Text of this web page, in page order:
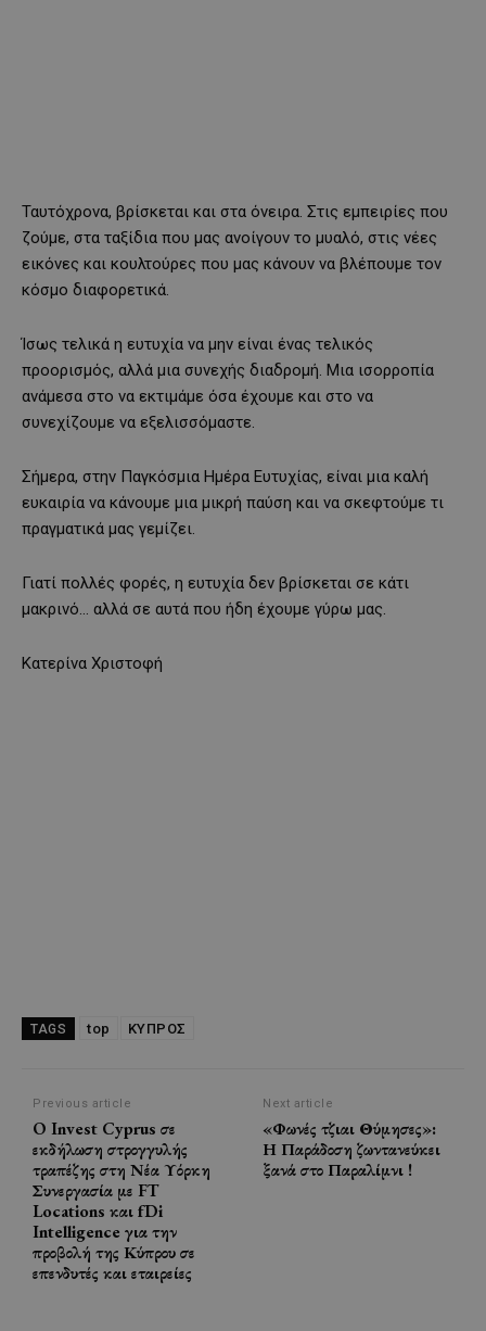
Ταυτόχρονα, βρίσκεται και στα όνειρα. Στις εμπειρίες που
ζούμε, στα ταξίδια που μας ανοίγουν το μυαλό, στις νέες
εικόνες και κουλτούρες που μας κάνουν να βλέπουμε τον
κόσμο διαφορετικά.
Ίσως τελικά η ευτυχία να μην είναι ένας τελικός
προορισμός, αλλά μια συνεχής διαδρομή. Μια ισορροπία
ανάμεσα στο να εκτιμάμε όσα έχουμε και στο να
συνεχίζουμε να εξελισσόμαστε.
Σήμερα, στην Παγκόσμια Ημέρα Ευτυχίας, είναι μια καλή
ευκαιρία να κάνουμε μια μικρή παύση και να σκεφτούμε τι
πραγματικά μας γεμίζει.
Γιατί πολλές φορές, η ευτυχία δεν βρίσκεται σε κάτι
μακρινό… αλλά σε αυτά που ήδη έχουμε γύρω μας.
Κατερίνα Χριστοφή
TAGS top ΚΥΠΡΟΣ
Previous article
O Invest Cyprus σε
εκδήλωση στρογγυλής
τραπέζης στη Νέα Υόρκη
Συνεργασία με FT
Locations και fDi
Intelligence για την
προβολή της Κύπρου σε
επενδυτές και εταιρείες
Next article
«Φωνές τζιαι Θύμησες»:
Η Παράδοση ζωντανεύκει
ξανά στο Παραλίμνι !